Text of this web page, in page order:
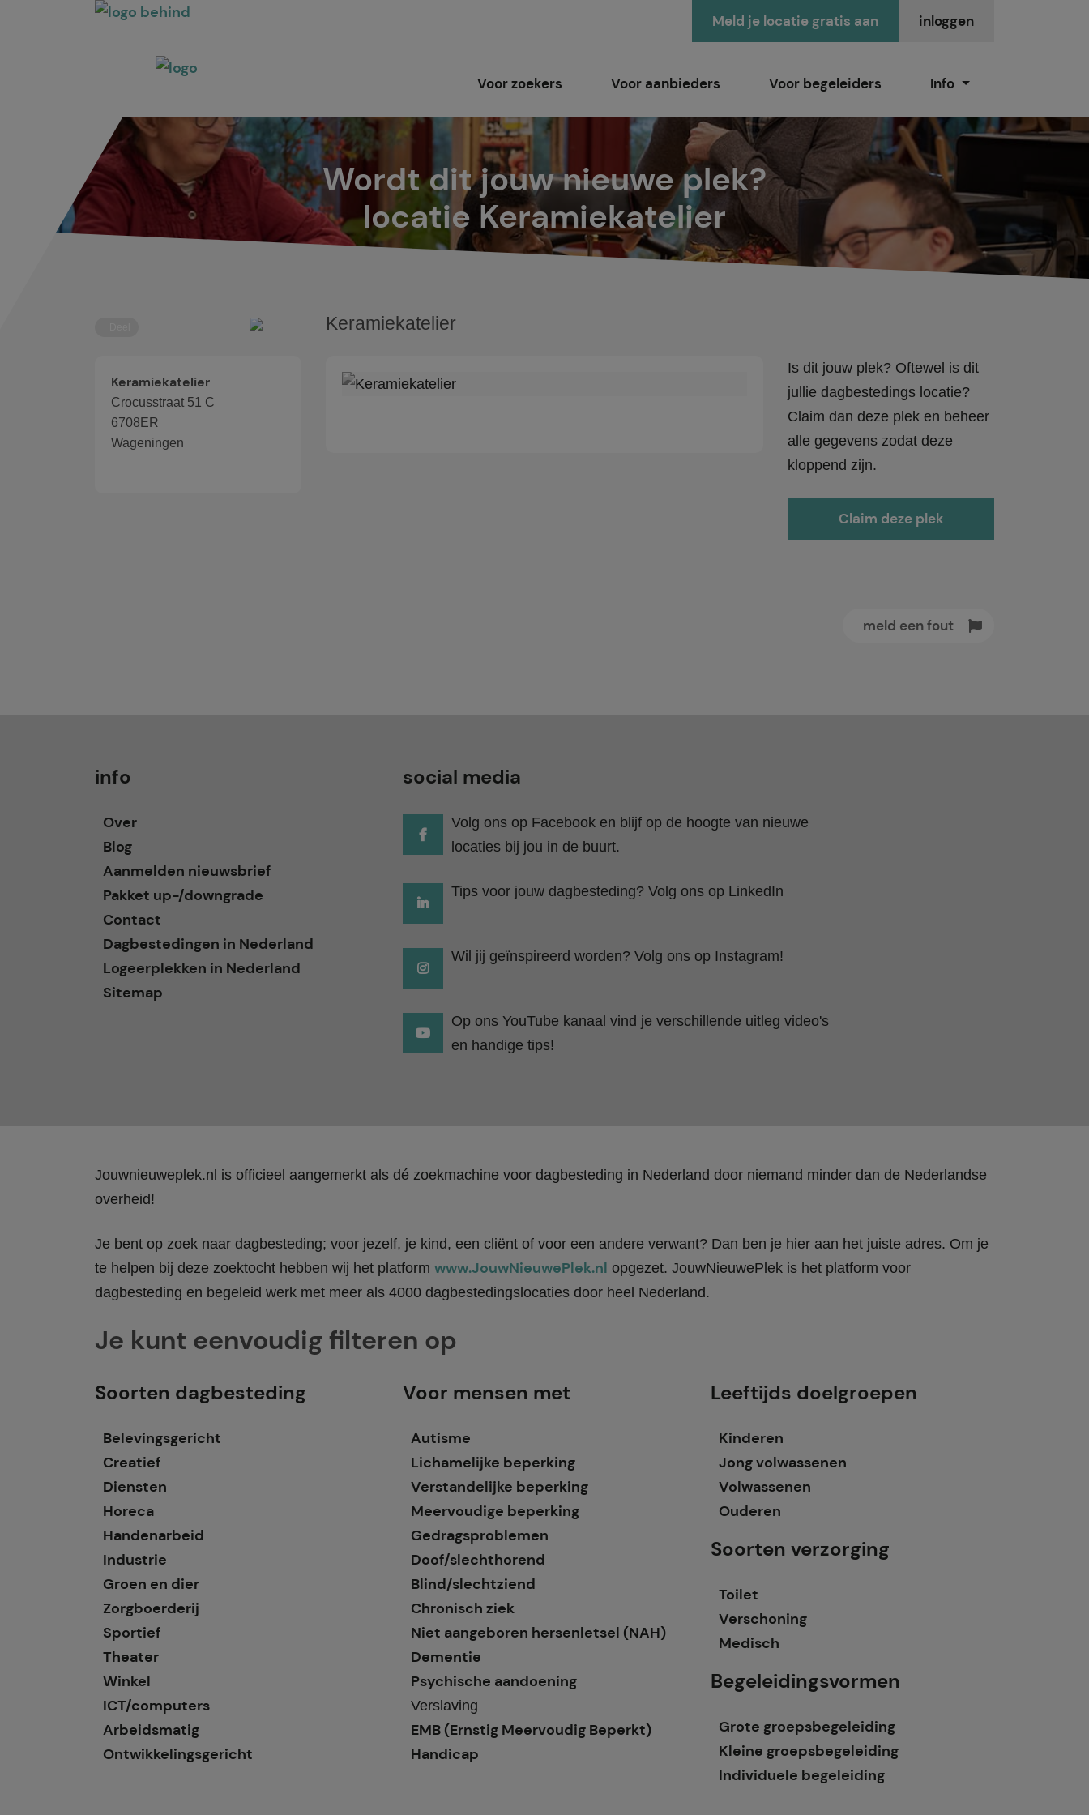
inloggen
Meld je locatie gratis aan
Voor zoekers Voor aanbieders Voor begeleiders Info
Wordt dit jouw nieuwe plek?
locatie Keramiekatelier
Keramiekatelier
Keramiekatelier
Crocusstraat 51 C
6708ER
Wageningen
Is dit jouw plek? Oftewel is dit
jullie dagbestedings locatie?
Claim dan deze plek en beheer
alle gegevens zodat deze
kloppend zijn.
Claim deze plek
meld een fout
info
Over
Blog
Aanmelden nieuwsbrief
Pakket up-/downgrade
Contact
Dagbestedingen in Nederland
Logeerplekken in Nederland
Sitemap
social media
Volg ons op Facebook en blijf op de hoogte van nieuwe
locaties bij jou in de buurt.
Tips voor jouw dagbesteding? Volg ons op LinkedIn
Wil jij geïnspireerd worden? Volg ons op Instagram!
Op ons YouTube kanaal vind je verschillende uitleg video's
en handige tips!
Jouwnieuweplek.nl is officieel aangemerkt als dé zoekmachine voor dagbesteding in Nederland door niemand minder dan de Nederlandse
overheid!
Je bent op zoek naar dagbesteding; voor jezelf, je kind, een cliënt of voor een andere verwant? Dan ben je hier aan het juiste adres. Om je
te helpen bij deze zoektocht hebben wij het platform www.JouwNieuwePlek.nl opgezet. JouwNieuwePlek is het platform voor
dagbesteding en begeleid werk met meer als 4000 dagbestedingslocaties door heel Nederland.
Je kunt eenvoudig filteren op
Soorten dagbesteding
Belevingsgericht
Creatief
Diensten
Horeca
Handenarbeid
Industrie
Groen en dier
Zorgboerderij
Sportief
Theater
Winkel
ICT/computers
Arbeidsmatig
Ontwikkelingsgericht
Voor mensen met
Autisme
Lichamelijke beperking
Verstandelijke beperking
Meervoudige beperking
Gedragsproblemen
Doof/slechthorend
Blind/slechtziend
Chronisch ziek
Niet aangeboren hersenletsel (NAH)
Dementie
Psychische aandoening
Verslaving
EMB (Ernstig Meervoudig Beperkt)
Handicap
Leeftijds doelgroepen
Kinderen
Jong volwassenen
Volwassenen
Ouderen
Soorten verzorging
Toilet
Verschoning
Medisch
Begeleidingsvormen
Grote groepsbegeleiding
Kleine groepsbegeleiding
Individuele begeleiding